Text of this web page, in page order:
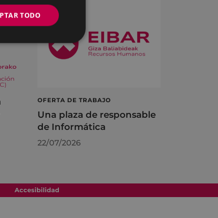
OFERTA DE TRABAJO
Una plaza de responsable
de Informática
22/07/2026
Accesibilidad
TODO